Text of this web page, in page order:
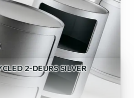
2-DEURS SILVER